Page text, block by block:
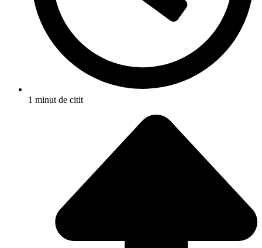
1 minut de citit